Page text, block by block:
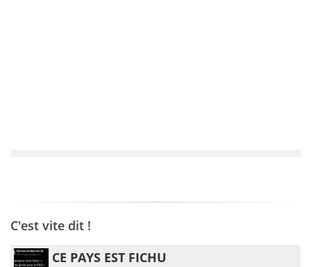
C'est vite dit !
CE PAYS EST FICHU